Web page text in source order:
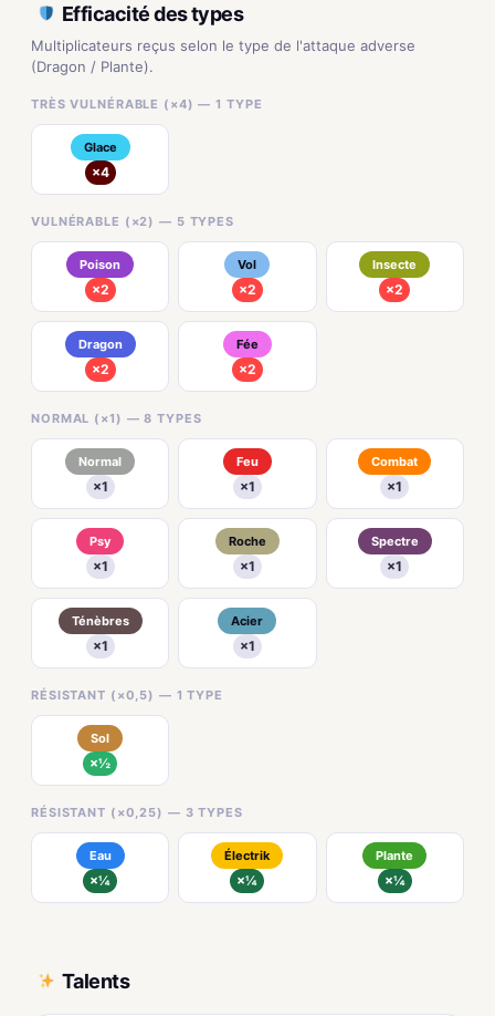
Efficacité des types
Multiplicateurs reçus selon le type de l'attaque adverse
(Dragon / Plante).
TRÈS VULNÉRABLE (×4) — 1 TYPE
Glace
×4
VULNÉRABLE (×2) — 5 TYPES
Poison
×2
Vol
×2
Insecte
×2
Dragon
×2
Fée
×2
NORMAL (×1) — 8 TYPES
Normal
×1
Feu
×1
Combat
×1
Psy
×1
Roche
×1
Spectre
×1
Ténèbres
×1
Acier
×1
RÉSISTANT (×0,5) — 1 TYPE
Sol
×½
RÉSISTANT (×0,25) — 3 TYPES
Eau
×¼
Électrik
×¼
Plante
×¼
Talents